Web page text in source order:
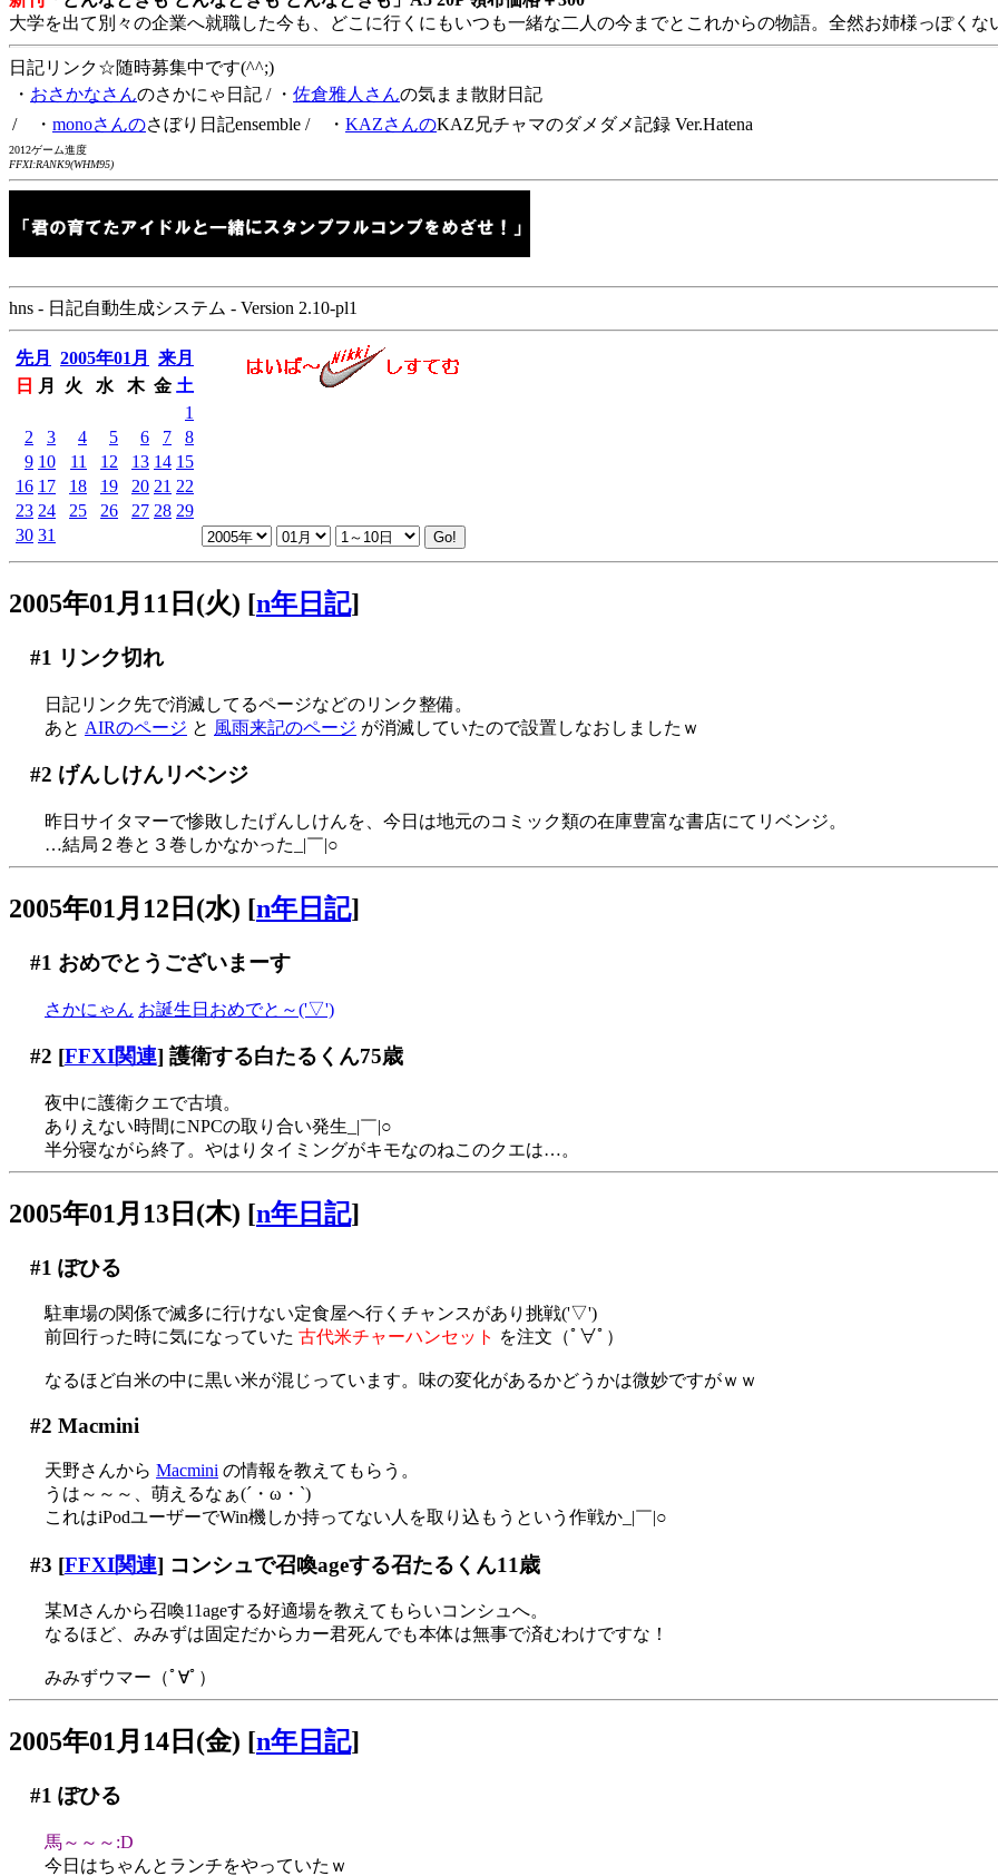
大学を出て別々の企業へ就職した今も、どこに行くにもいつも一緒な二人の今までとこれからの物語。全然お姉様っぽくな
日記リンク☆随時募集中です(^^;)
・ おさかなさんのさかにゃ日記 / ・ 佐倉雅人さんの気まま散財日記
/ ・ monoさんのさぼり日記ensemble / ・ KAZさんのKAZ兄チャマのダメダメ記録 Ver.Hatena
2012ゲーム進度
FFXI:RANK9(WHM95)
hns - 日記自動生成システム - Version 2.10-pl1
先月 2005年01月
来月
日
月 火 水 木 金 土
1
2
3 4 5 6 7
8
9 10 11 12 13 14 15
16 17 18 19 20 21 22
23 24 25 26 27 28 29
30 31
2005年01月11日(火) [n年日記]
#1 リンク切れ
日記リンク先で消滅してるページなどのリンク整備。
あと AIRのページ と 風雨来記のページ が消滅していたので設置しなおしましたｗ
#2 げんしけんリベンジ
昨日サイタマーで惨敗したげんしけんを、今日は地元のコミック類の在庫豊富な書店にてリベンジ。
…結局２巻と３巻しかなかった_|￣|○
2005年01月12日(水) [n年日記]
#1 おめでとうございまーす
さかにゃん お誕生日おめでと～('▽')
#2 [FFXI関連] 護衛する白たるくん75歳
夜中に護衛クエで古墳。
ありえない時間にNPCの取り合い発生_|￣|○
半分寝ながら終了。やはりタイミングがキモなのねこのクエは…。
2005年01月13日(木) [n年日記]
#1 ぽひる
駐車場の関係で滅多に行けない定食屋へ行くチャンスがあり挑戦('▽')
前回行った時に気になっていた 古代米チャーハンセット を注文（ﾟ∀ﾟ）
なるほど白米の中に黒い米が混じっています。味の変化があるかどうかは微妙ですがｗｗ
#2 Macmini
天野さんから Macmini の情報を教えてもらう。
うは～～～、萌えるなぁ(´・ω・`)
これはiPodユーザーでWin機しか持ってない人を取り込もうという作戦か_|￣|○
#3 [FFXI関連] コンシュで召喚ageする召たるくん11歳
某Mさんから召喚11ageする好適場を教えてもらいコンシュへ。
なるほど、みみずは固定だからカー君死んでも本体は無事で済むわけですな！
みみずウマー（ﾟ∀ﾟ）
2005年01月14日(金) [n年日記]
#1 ぽひる
馬～～～:D
今日はちゃんとランチをやっていたｗ